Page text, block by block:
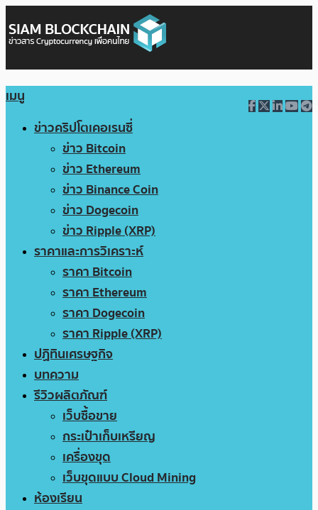
เมนู
ข่าวคริปโตเคอเรนซี่
ข่าว Bitcoin
ข่าว Ethereum
ข่าว Binance Coin
ข่าว Dogecoin
ข่าว Ripple (XRP)
ราคาและการวิเคราะห์
ราคา Bitcoin
ราคา Ethereum
ราคา Dogecoin
ราคา Ripple (XRP)
ปฏิทินเศรษฐกิจ
บทความ
รีวิวผลิตภัณฑ์
เว็บซื้อขาย
กระเป๋าเก็บเหรียญ
เครื่องขุด
เว็บขุดแบบ Cloud Mining
ห้องเรียน